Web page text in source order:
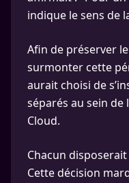
indique le sens de
Afin de préserver
surmonter cette
aurait choisi de
séparés au sein de
Cloud.
Chacun
Cette décision